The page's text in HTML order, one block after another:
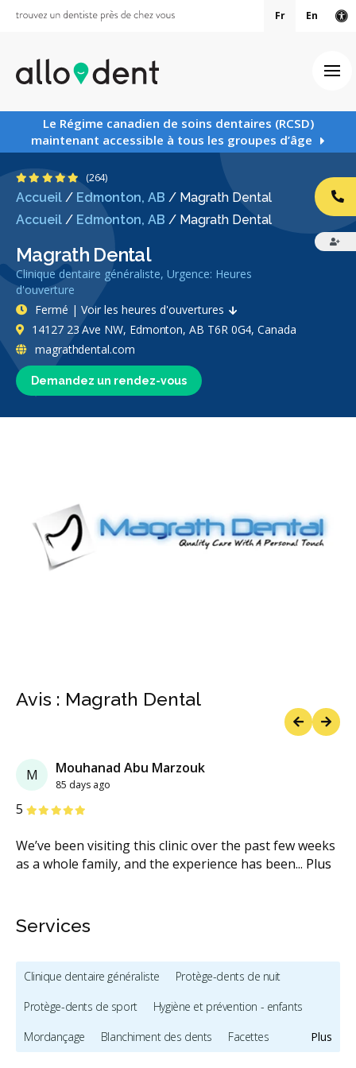
Fr En
Le Régime canadien de soins dentaires (RCSD)
maintenant accessible à tous les groupes d’âge
Accueil / Edmonton, AB / Magrath Dental
Accueil / Edmonton, AB / Magrath Dental
Magrath Dental
Clinique dentaire généraliste, Urgence: Heures
d'ouverture
4.9 étoiles
(264)
Demandez un rendez-vous
Fermé | Voir les heures d'ouvertures
14127 23 Ave NW, Edmonton, AB T6R 0G4, Canada
magrathdental.com
Avis : Magrath Dental
M Mouhanad Abu Marzouk
85 days ago
5 étoiles
We’ve been visiting this clinic over the past few weeks
as a whole family, and the experience has been... Plus
étoiles
étoiles
étoiles
étoiles
Services
Plus
Clinique dentaire généraliste
Protège-dents de nuit
Protège-dents de sport
Hygiène et prévention - enfants
Mordançage
Blanchiment des dents
Facettes